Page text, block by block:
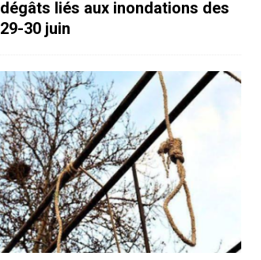
dégâts liés aux inondations des
29-30 juin